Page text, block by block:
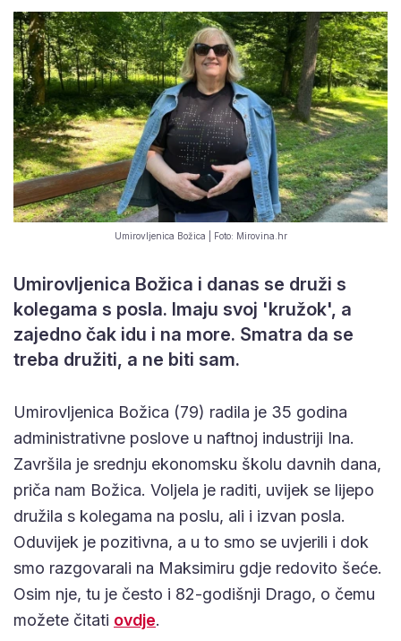
Umirovljenica Božica | Foto: Mirovina.hr
Umirovljenica Božica i danas se druži s
kolegama s posla. Imaju svoj 'kružok', a
zajedno čak idu i na more. Smatra da se
treba družiti, a ne biti sam.
Umirovljenica Božica (79) radila je 35 godina
administrativne poslove u naftnoj industriji Ina.
Završila je srednju ekonomsku školu davnih dana,
priča nam Božica. Voljela je raditi, uvijek se lijepo
družila s kolegama na poslu, ali i izvan posla.
Oduvijek je pozitivna, a u to smo se uvjerili i dok
smo razgovarali na Maksimiru gdje redovito šeće.
Osim nje, tu je često i 82-godišnji Drago, o čemu
možete čitati ovdje.